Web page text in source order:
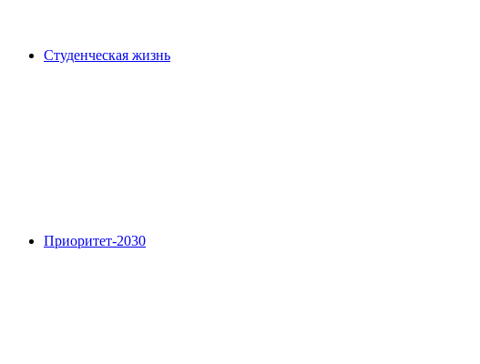
Студенческая жизнь
Приоритет-2030